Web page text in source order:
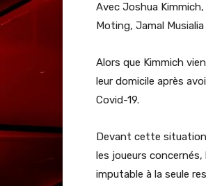
Avec Joshua
Moting, Jamal Musialia
Alors que Kimmich
leur domicile après
Covid-19.
Devant cette
les joueurs
imputable à la seule